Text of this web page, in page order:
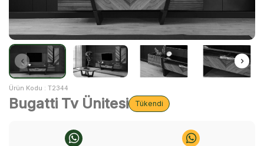
Ürün Kodu : T2344
Bugatti Tv Ünitesi Tükendi